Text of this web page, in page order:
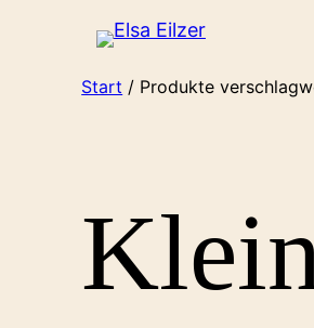
springenStart / Produkte